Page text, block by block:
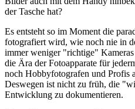
der Tasche hat?
Es entsteht so im Moment die
fotografiert wird, wie noch nie in
immer weniger "richtige"
die Ära der Fotoapparate für
noch Hobbyfotografen und Profis
Deswegen ist nicht zu früh, die
Entwicklung zu dokumentieren.